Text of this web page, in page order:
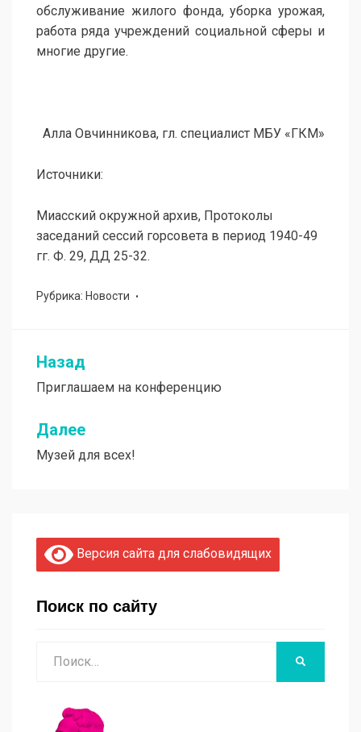
обслуживание жилого фонда, уборка урожая,
работа ряда учреждений социальной сферы и
многие другие.
Алла Овчинникова, гл. специалист МБУ «ГКМ»
Источники:
Миасский окружной архив, Протоколы
заседаний сессий горсовета в период 1940-49
гг. Ф. 29, ДД 25-32.
Рубрика: Новости
Навигация
по
записям
Назад
Приглашаем на конференцию
Далее
Музей для всех!
Версия сайта для слабовидящих
Поиск по сайту